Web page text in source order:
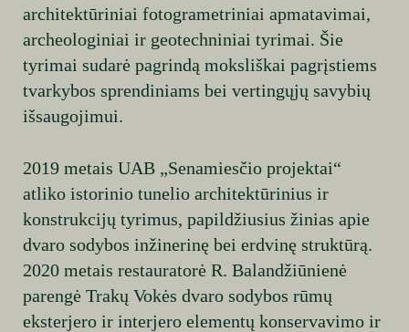
architektūriniai fotogrametriniai apmatavimai,
archeologiniai ir geotechniniai tyrimai. Šie
tyrimai sudarė pagrindą moksliškai pagrįstiems
tvarkybos sprendiniams bei vertingųjų savybių
išsaugojimui.
2019 metais UAB „Senamiesčio projektai“
atliko istorinio tunelio architektūrinius ir
konstrukcijų tyrimus, papildžiusius žinias apie
dvaro sodybos inžinerinę bei erdvinę struktūrą.
2020 metais restauratorė R. Balandžiūnienė
parengė Trakų Vokės dvaro sodybos rūmų
eksterjero ir interjero elementų konservavimo ir